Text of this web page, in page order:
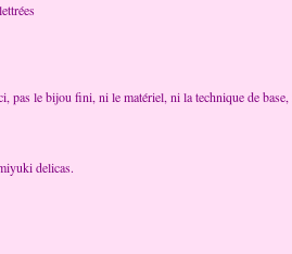
pas le bijou fini, ni le matériel, ni la technique de
delicas.